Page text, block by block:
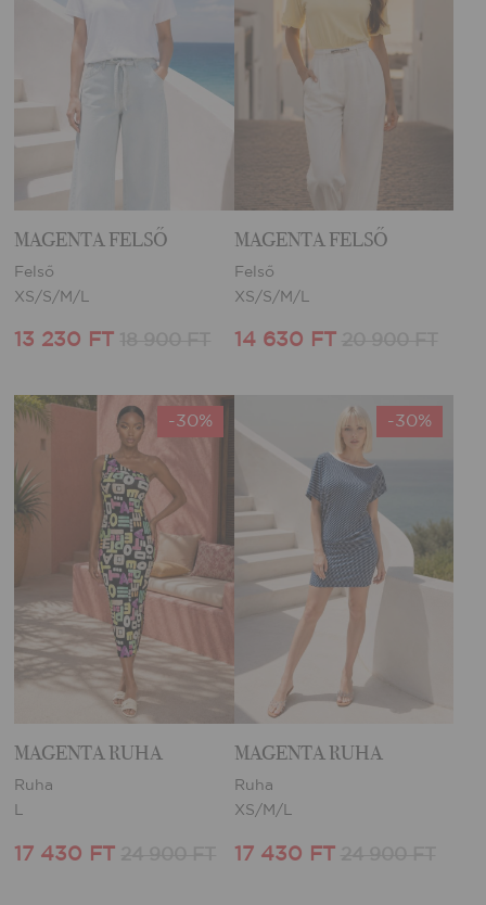
MAGENTA FELSŐ
Felső
XS/S/M/L
13 230 FT
MAGENTA FELSŐ
Felső
XS/S/M/L
14 630 FT
-30%
MAGENTA RUHA
Ruha
L
17 430 FT
-30%
MAGENTA RUHA
Ruha
XS/M/L
17 430 FT